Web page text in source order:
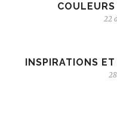
22
INSPIRATIONS